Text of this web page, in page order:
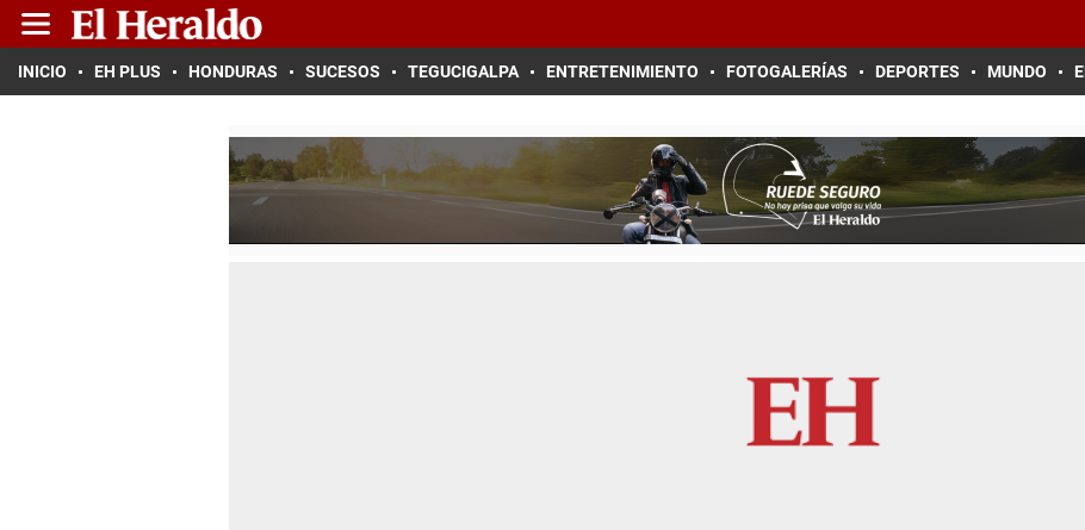
INICIO EH PLUS HONDURAS SUCESOS TEGUCIGALPA ENTRETENIMIENTO FOTOGALERÍAS DEPORTES MUNDO